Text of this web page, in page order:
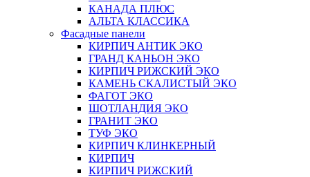
КАНАДА ПЛЮС
АЛЬТА КЛАССИКА
Фасадные панели
КИРПИЧ АНТИК ЭКО
ГРАНД КАНЬОН ЭКО
КИРПИЧ РИЖСКИЙ ЭКО
КАМЕНЬ СКАЛИСТЫЙ ЭКО
ФАГОТ ЭКО
ШОТЛАНДИЯ ЭКО
ГРАНИТ ЭКО
ТУФ ЭКО
КИРПИЧ КЛИНКЕРНЫЙ
КИРПИЧ
КИРПИЧ РИЖСКИЙ